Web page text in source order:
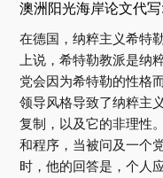
澳洲阳光海岸论文代写
在德国，纳粹主义希特
上说，希特勒教派是纳
党会因为希特勒的性格
领导风格导致了纳粹主
复制，以及它的非理性
和程序，当被问及一个
时，他的回答是，个人